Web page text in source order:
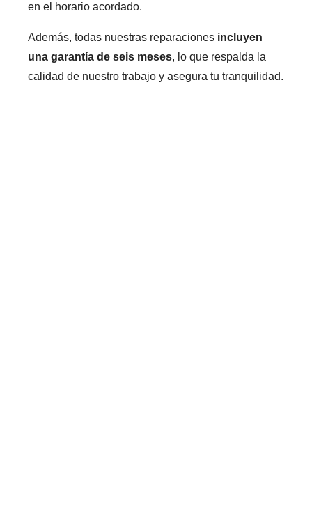
en el horario acordado.
Además, todas nuestras reparaciones incluyen
una garantía de seis meses, lo que respalda la
calidad de nuestro trabajo y asegura tu tranquilidad.